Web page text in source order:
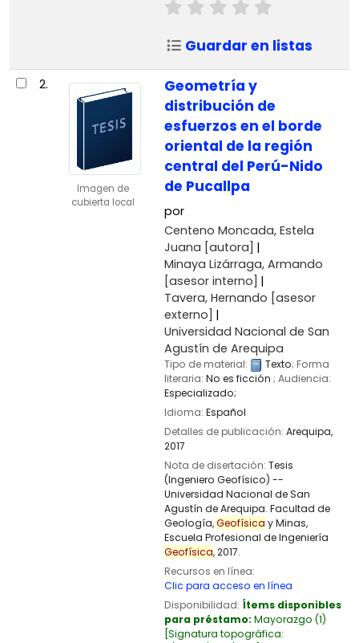
Guardar en listas
2.
Imagen de
cubierta local
Geometría y
distribución de
esfuerzos en el borde
oriental de la región
central del Perú-Nido
de Pucallpa
por
Centeno Moncada, Estela
Juana [autora]
Minaya Lizárraga, Armando
[asesor interno]
Tavera, Hernando [asesor
externo]
Universidad Nacional de San
Agustín de Arequipa
Tipo de material: Texto; Forma
literaria: No es ficción ; Audiencia:
Especializado;
Idioma: Español
Detalles de publicación: Arequipa,
2017
Nota de disertación: Tesis
(Ingeniero Geofísico) --
Universidad Nacional de San
Agustín de Arequipa. Facultad de
Geología,Geofísica y Minas,
Escuela Profesional de Ingeniería
Geofísica, 2017.
Recursos en línea:
Clic para acceso en línea
Disponibilidad: Ítems disponibles
para préstamo: Mayorazgo (1)
Signatura topográfica: